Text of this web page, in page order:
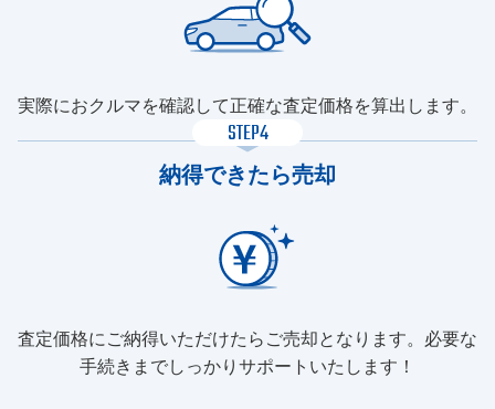
実際におクルマを確認して正確な査定価格を算出します。
STEP4
納得できたら売却
査定価格にご納得いただけたらご売却となります。必要な
手続きまでしっかりサポートいたします！